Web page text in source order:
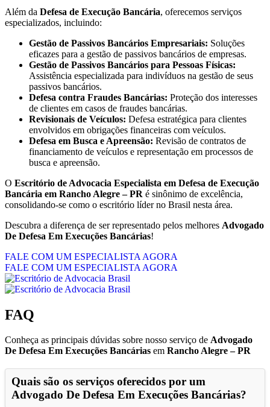
Além da Defesa de Execução Bancária, oferecemos serviços
especializados, incluindo:
Gestão de Passivos Bancários Empresariais: Soluções
eficazes para a gestão de passivos bancários de empresas.
Gestão de Passivos Bancários para Pessoas Físicas:
Assistência especializada para indivíduos na gestão de seus
passivos bancários.
Defesa contra Fraudes Bancárias: Proteção dos interesses
de clientes em casos de fraudes bancárias.
Revisionais de Veículos: Defesa estratégica para clientes
envolvidos em obrigações financeiras com veículos.
Defesa em Busca e Apreensão: Revisão de contratos de
financiamento de veículos e representação em processos de
busca e apreensão.
O Escritório de Advocacia Especialista em Defesa de Execução
Bancária em Rancho Alegre – PR é sinônimo de excelência,
consolidando-se como o escritório líder no Brasil nesta área.
Descubra a diferença de ser representado pelos melhores Advogado
De Defesa Em Execuções Bancárias!
FALE COM UM ESPECIALISTA AGORA
FALE COM UM ESPECIALISTA AGORA
FAQ
Conheça as principais dúvidas sobre nosso serviço de Advogado
De Defesa Em Execuções Bancárias em Rancho Alegre – PR
Quais são os serviços oferecidos por um
Advogado De Defesa Em Execuções Bancárias?